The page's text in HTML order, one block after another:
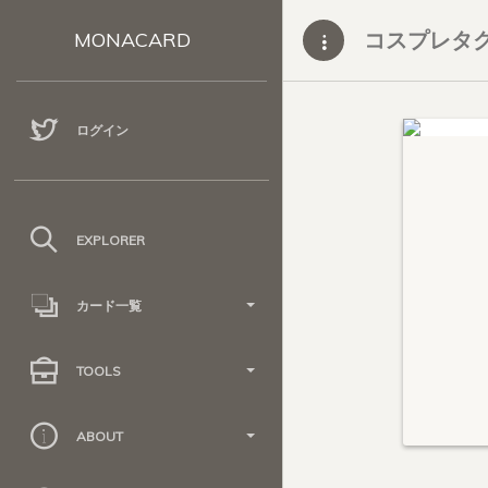
MONACARD
ログイン
EXPLORER
カード一覧
TOOLS
ABOUT
コスプレタ